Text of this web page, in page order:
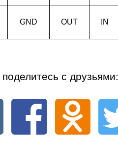
GND OUT IN
с друзьями: